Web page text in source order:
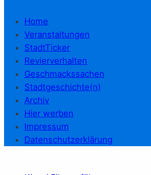
Home
Veranstaltungen
StadtTicker
Revierverhalten
Geschmackssachen
Stadtgeschichte(n)
Archiv
Hier werben
Impressum
Datenschutzerklärung